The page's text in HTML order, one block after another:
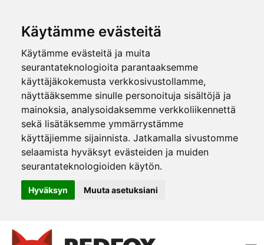
Käytämme evästeitä
Käytämme evästeitä ja muita
seurantateknologioita parantaaksemme
käyttäjäkokemusta verkkosivustollamme,
näyttääksemme sinulle personoituja sisältöjä ja
mainoksia, analysoidaksemme verkkoliikennettä
sekä lisätäksemme ymmärrystämme
käyttäjiemme sijainnista. Jatkamalla sivustomme
selaamista hyväksyt evästeiden ja muiden
seurantateknologioiden käytön.
Hyväksyn Muuta asetuksiani